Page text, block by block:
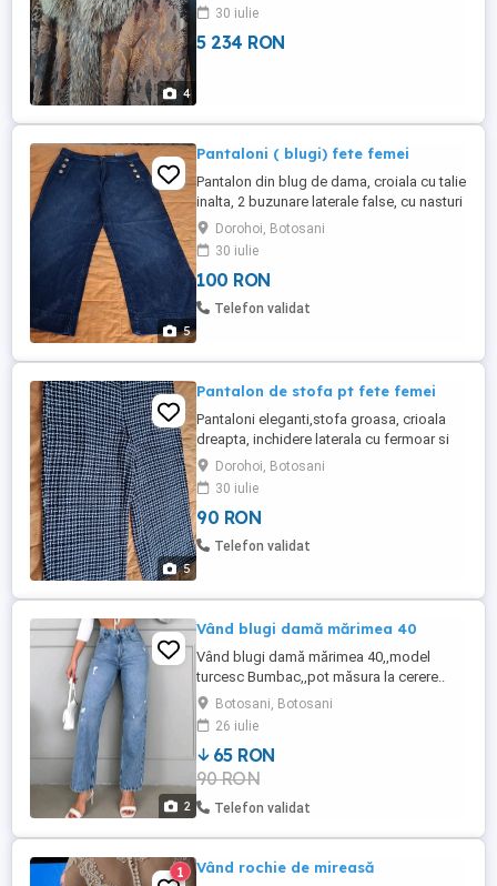
4
30 iulie
5 234 RON
5
Pantaloni ( blugi) fete femei
Pantalon din blug de dama, croiala cu talie
inalta, 2 buzunare laterale false, cu nasturi
pt efect, 2 buzunare spate functionale,
inchidere cu fermoar si nasture.Talie 82
cm, lungime crac 92 cm, teeminatie
28.5cm, lungime interioara 63 cm, sold
109 cm. Blugii sunt noi, stare impecabila.
Dorohoi, Botosani
30 iulie
100 RON
Telefon validat
5
Pantalon de stofa pt fete femei
Pantaloni eleganti,stofa groasa, crioala
dreapta, inchidere laterala cu fermoar si
gaica + nasture. Talie 86 cm, lungime
laterala 88 cm (inclus betelia) , terminatia
30,5 cm,lungime interioara 59 cm. Marime
42. Stare impecabila.Au fost folositi doar
de 2 ori.
Dorohoi, Botosani
30 iulie
90 RON
Telefon validat
2
Vând blugi damă mărimea 40
Vând blugi damă mărimea 40,,model
turcesc Bumbac,,pot măsura la cerere..
Botosani, Botosani
26 iulie
65 RON
90 RON
Telefon validat
1 Vând rochie de mireasă